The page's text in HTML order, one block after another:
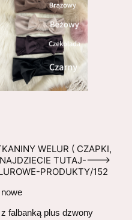
WELUR ( CZAPKI,
TUTAJ---->
PRODUKTY/152
falbanką plus dzwony